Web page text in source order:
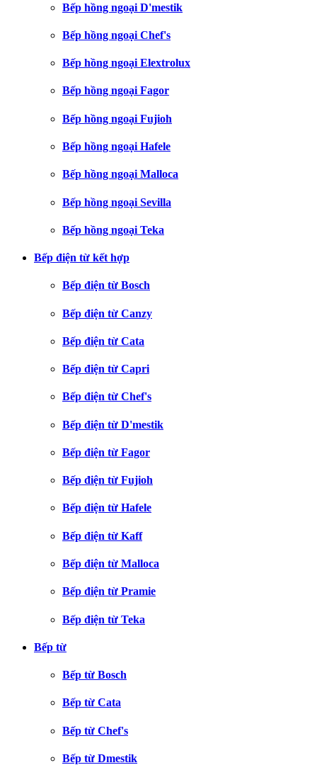
Bếp hồng ngoại D'mestik
Bếp hồng ngoại Chef's
Bếp hồng ngoại Elextrolux
Bếp hồng ngoại Fagor
Bếp hồng ngoại Fujioh
Bếp hồng ngoại Hafele
Bếp hồng ngoại Malloca
Bếp hồng ngoại Sevilla
Bếp hồng ngoại Teka
Bếp điện từ kết hợp
Bếp điện từ Bosch
Bếp điện từ Canzy
Bếp điện từ Cata
Bếp điện từ Capri
Bếp điện từ Chef's
Bếp điện từ D'mestik
Bếp điện từ Fagor
Bếp điện từ Fujioh
Bếp điện từ Hafele
Bếp điện từ Kaff
Bếp điện từ Malloca
Bếp điện từ Pramie
Bếp điện từ Teka
Bếp từ
Bếp từ Bosch
Bếp từ Cata
Bếp từ Chef's
Bếp từ Dmestik